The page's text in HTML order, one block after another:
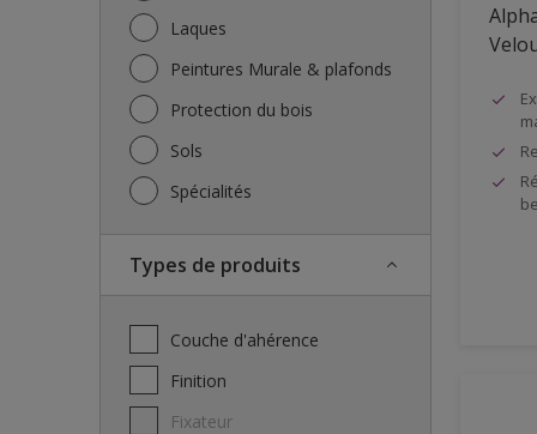
Laques
Peintures Murale & plafonds
Protection du bois
Sols
Spécialités
Types de produits
Couche d'ahérence
Finition
Fixateur